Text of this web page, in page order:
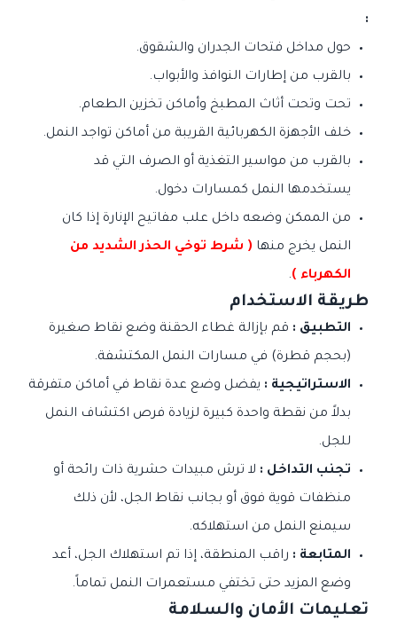
:
حول مداخل فتحات الجدران والشقوق.
بالقرب من إطارات النوافذ والأبواب.
تحت وتحت أثاث المطبخ وأماكن تخزين الطعام.
خلف الأجهزة الكهربائية القريبة من أماكن تواجد النمل.
بالقرب من مواسير التغذية أو الصرف التي قد
يستخدمها النمل كمسارات دخول.
من الممكن وضعه داخل علب مفاتيح الإنارة إذا كان
النمل يخرج منها ( شرط توخي الحذر الشديد من
الكهرباء ).
طريقة الاستخدام
التطبيق : قم بإزالة غطاء الحقنة وضع نقاط صغيرة
(بحجم قطرة) في مسارات النمل المكتشفة.
الاستراتيجية : يفضل وضع عدة نقاط في أماكن متفرقة
بدلاً من نقطة واحدة كبيرة لزيادة فرص اكتشاف النمل
للجل.
تجنب التداخل : لا ترش مبيدات حشرية ذات رائحة أو
منظفات قوية فوق أو بجانب نقاط الجل، لأن ذلك
سيمنع النمل من استهلاكه.
المتابعة : راقب المنطقة، إذا تم استهلاك الجل، أعد
وضع المزيد حتى تختفي مستعمرات النمل تماماً.
تعليمات الأمان والسلامة